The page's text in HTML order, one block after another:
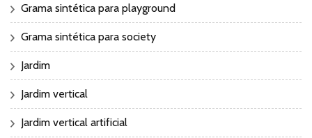
Grama sintética para playground
Grama sintética para society
Jardim
Jardim vertical
Jardim vertical artificial